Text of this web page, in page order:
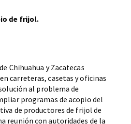
de frijol.
Chihuahua y Zacatecas
carreteras, casetas y oficinas
al problema de
programas de acopio del
de productores de frijol de
reunión con autoridades de la